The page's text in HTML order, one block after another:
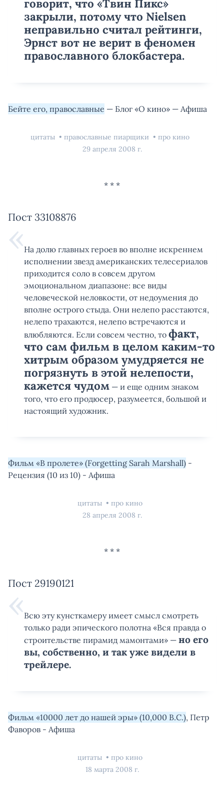
говорит, что «Твин Пикс»
закрыли, потому что Nielsen
неправильно считал рейтинги,
Эрнст вот не верит в феномен
православного блокбастера.
Бейте его, православные — Блог «О кино» — Афиша
цитаты православные пиарщики
про кино
29 апреля 2008 г.
Пост 33108876
На долю главных героев во вполне искреннем
исполнении звезд американских телесериалов
приходится соло в совсем другом
эмоциональном диапазоне: все виды
человеческой неловкости, от недоумения до
вполне острого стыда. Они нелепо расстаются,
нелепо трахаются, нелепо встречаются и
влюбляются. Если совсем честно, то факт,
что сам фильм в целом каким-то
хитрым образом умудряется не
погрязнуть в этой нелепости,
кажется чудом — и еще одним знаком
того, что его продюсер, разумеется, большой и
настоящий художник.
Фильм «В пролете» (Forgetting Sarah Marshall) -
Рецензия (10 из 10) - Афиша
цитаты
про кино
28 апреля 2008 г.
Пост 29190121
Всю эту кунсткамеру имеет смысл смотреть
только ради эпического полотна «Вся правда о
строительстве пирамид мамонтами» — но его
вы, собственно, и так уже видели в
трейлере.
Фильм «10000 лет до нашей эры» (10,000 B.C.), Петр
Фаворов - Афиша
цитаты
про кино
18 марта 2008 г.